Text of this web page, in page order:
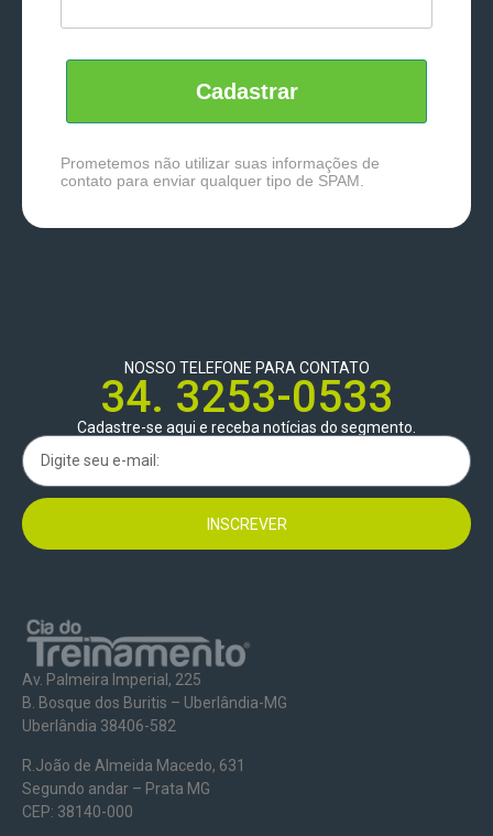
Cadastrar
Prometemos não utilizar suas informações de
contato para enviar qualquer tipo de SPAM.
NOSSO TELEFONE PARA CONTATO
34. 3253-0533
Cadastre-se aqui e receba notícias do segmento.
INSCREVER
Av. Palmeira Imperial, 225
B. Bosque dos Buritis – Uberlândia-MG
Uberlândia 38406-582
R.João de Almeida Macedo, 631
Segundo andar – Prata MG
CEP: 38140-000